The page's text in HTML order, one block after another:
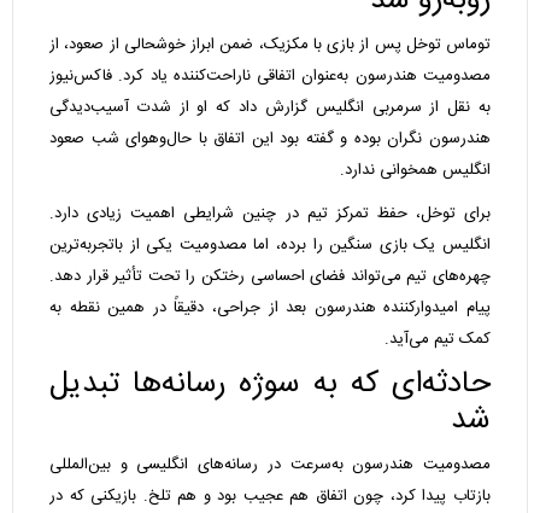
توماس توخل پس از بازی با مکزیک، ضمن ابراز خوشحالی از صعود، از
مصدومیت هندرسون به‌عنوان اتفاقی ناراحت‌کننده یاد کرد. فاکس‌نیوز
به نقل از سرمربی انگلیس گزارش داد که او از شدت آسیب‌دیدگی
هندرسون نگران بوده و گفته بود این اتفاق با حال‌وهوای شب صعود
انگلیس همخوانی ندارد.
برای توخل، حفظ تمرکز تیم در چنین شرایطی اهمیت زیادی دارد.
انگلیس یک بازی سنگین را برده، اما مصدومیت یکی از باتجربه‌ترین
چهره‌های تیم می‌تواند فضای احساسی رختکن را تحت تأثیر قرار دهد.
پیام امیدوارکننده هندرسون بعد از جراحی، دقیقاً در همین نقطه به
کمک تیم می‌آید.
حادثه‌ای که به سوژه رسانه‌ها تبدیل
شد
مصدومیت هندرسون به‌سرعت در رسانه‌های انگلیسی و بین‌المللی
بازتاب پیدا کرد، چون اتفاق هم عجیب بود و هم تلخ. بازیکنی که در